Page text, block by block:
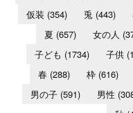
仮装 (354) 兎 (443)
夏 (657) 女の人
子ども (1734) 子供
春(288) 枠(616)
男の子 (591) 男性